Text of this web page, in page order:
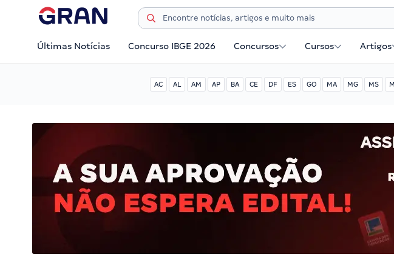
Últimas Notícias Concurso IBGE 2026 Concursos Cursos Artigos
AC AL AM AP BA CE DF ES GO MA MG MS